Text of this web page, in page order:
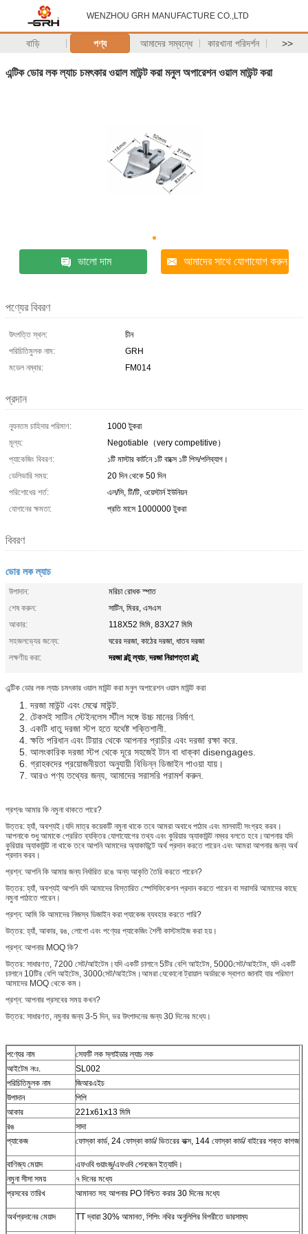
WENZHOU GRH MANUFACTURE CO.,LTD
বাড়ি পণ্য আমাদের সম্বন্ধে কারখানা পরিদর্শন >>
এন্টিক ডোর লক ল্যাচ চমৎকার ওয়াল মাউন্ট করা মনুল অপারেশন ওয়াল মাউন্ট করা
ভালো দাম আমাদের সাথে যোগাযোগ করুন
পণ্যের বিবরণ
উৎপত্তি স্থল:
চীন
পরিচিতিমুলক নাম:
GRH
মডেল নম্বার:
FM014
প্রদান
ন্যূনতম চাহিদার পরিমাণ:
1000 টুকরা
মূল্য:
Negotiable（very competitive）
প্যাকেজিং বিবরণ:
১টি মাস্টার কার্টনে ১টি বাক্সে ১টি পিস/পলিব্যাগ।
ডেলিভারি সময়:
20 দিন থেকে 50 দিন
পরিশোধের শর্ত:
এল/সি, টি/টি, ওয়েস্টার্ন ইউনিয়ন
যোগানের ক্ষমতা:
প্রতি মাসে 1000000 টুকরা
বিবরণ
ডোর লক ল্যাচ
উপাদান:
মরিচা রোধক স্পাত
শেষ করুন:
সাটিন, মিরর, এসএস
আকার:
118X52 মিমি, 83X27 মিমি
সহজলভ্যের জন্যে:
ঘরের দরজা, কাঠের দরজা, ধাতব দরজা
লক্ষণীয় করা:
দরজা বল্টু ল্যাচ,দরজা নিরাপত্তা বল্টু
এন্টিক ডোর লক ল্যাচ চমৎকার ওয়াল মাউন্ট করা মনুল অপারেশন ওয়াল মাউন্ট করা
1. দরজা মাউন্ট এবং মেঝে মাউন্ট.
2. টেকসই সাটিন স্টেইনলেস স্টীল সঙ্গে উচ্চ মানের নির্মাণ.
3. একটি ধাতু দরজা স্টপ হতে যথেষ্ট শক্তিশালী.
4. ক্ষতি পরিধান এবং টিয়ার থেকে আপনার প্রাচীর এবং দরজা রক্ষা করে.
5. আলংকারিক দরজা স্টপ থেকে দূরে সহজেই টান বা ধাক্কা disengages.
6. গ্রাহকদের প্রয়োজনীয়তা অনুযায়ী বিভিন্ন ডিজাইন পাওয়া যায়।
7. আরও পণ্য তথ্যের জন্য, আমাদের সরাসরি পরামর্শ করুন.
প্রশ্নঃ আমার কি নমুনা থাকতে পারে?
উত্তর: হ্যাঁ, অবশ্যই।যদি মাত্র কয়েকটি নমুনা থাকে তবে আমরা অবাধে পাঠাব এবং মালবাহী সংগ্রহ করব।
আপনাকে শুধু আমাকে প্রেরিত ব্যক্তির যোগাযোগের তথ্য এবং কুরিয়ার অ্যাকাউন্ট নম্বর বলতে হবে।আপনার যদি
কুরিয়ার অ্যাকাউন্ট না থাকে তবে আপনি আমাদের অ্যাকাউন্টে অর্থ প্রদান করতে পারেন এবং আমরা আপনার জন্য অর্থ
প্রদান করব।
প্রশ্ন: আপনি কি আমার জন্য নির্ধারিত রঙে অন্য আকৃতি তৈরি করতে পারেন?
উত্তর: হ্যাঁ, অবশ্যই আপনি যদি আমাদের বিস্তারিত স্পেসিফিকেশন প্রদান করতে পারেন বা সরাসরি আমাদের কাছে
নমুনা পাঠাতে পারেন।
প্রশ্ন: আমি কি আমাদের নিজস্ব ডিজাইন করা প্যাকেজ ব্যবহার করতে পারি?
উত্তর: হ্যাঁ, আকার, রঙ, লোগো এবং পণ্যের প্যাকেজিং শৈলী কাস্টমাইজ করা হয়।
প্রশ্ন: আপনার MOQ কি?
উত্তর: সাধারণত, 7200 সেট/আইটেম।যদি একটি চালানে 5টির বেশি আইটেম, 5000সেট/আইটেম, যদি একটি
চালানে 10টির বেশি আইটেম, 3000সেট/আইটেম।আমরা যেকোনো ট্রায়াল অর্ডারকে স্বাগত জানাই যার পরিমাণ
আমাদের MOQ থেকে কম।
প্রশ্ন: আপনার প্রসবের সময় কখন?
উত্তর: সাধারণত, নমুনার জন্য 3-5 দিন, ভর উৎপাদনের জন্য 30 দিনের মধ্যে।
পণ্যের নাম
সেফটি লক স্লাইডার ল্যাচ লক
আইটেম নংঃ.
SL002
পরিচিতিমুলক নাম
জিআরএইচ
উপাদান
পিপি
আকার
221x61x13 মিমি
রঙ
সাদা
প্যাকেজ
ফোস্কা কার্ড, 24 ফোস্কা কার্ড/ ভিতরের বাক্স, 144 ফোস্কা কার্ড/ বাইরের শক্ত কাগজ
বাণিজ্য মেয়াদ
এফওবি গুয়াংজু/এফওবি শেনজেন ইত্যাদি।
নমুনা সীসা সময়
৭ দিনের মধ্যে
প্রসবের তারিখ
আমানত সহ আপনার PO নিশ্চিত করার 30 দিনের মধ্যে
অর্থপ্রদানের মেয়াদ TT দ্বারা 30% আমানত, শিপিং নথির অনুলিপির বিপরীতে ভারসাম্য